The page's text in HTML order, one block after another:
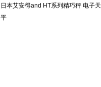
日本艾安得and HT系列精巧秤 电子天
平